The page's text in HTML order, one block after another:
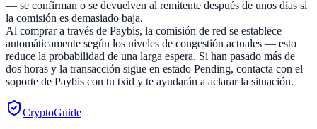
— se confirman o se devuelven al remitente después de unos días si
la comisión es demasiado baja.
Al comprar a través de Paybis, la comisión de red se establece
automáticamente según los niveles de congestión actuales — esto
reduce la probabilidad de una larga espera. Si han pasado más de
dos horas y la transacción sigue en estado Pending, contacta con el
soporte de Paybis con tu txid y te ayudarán a aclarar la situación.
CryptoGuide